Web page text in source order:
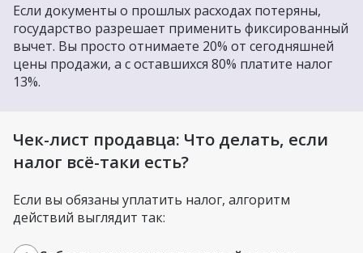
Если документы о прошлых расходах потеряны,
государство разрешает применить фиксированный
вычет. Вы просто отнимаете 20% от сегодняшней
цены продажи, а с оставшихся 80% платите налог
13%.
Чек-лист продавца: Что делать, если
налог всё-таки есть?
Если вы обязаны уплатить налог, алгоритм
действий выглядит так: